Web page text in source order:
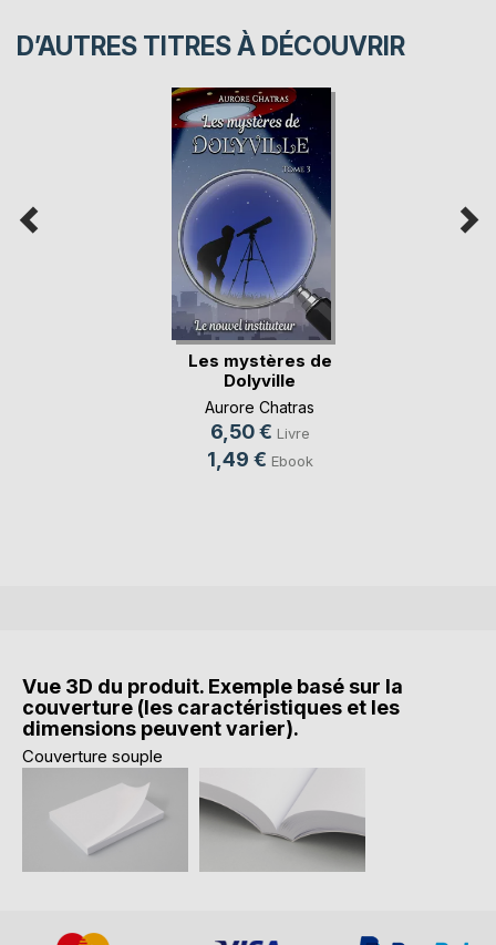
D’AUTRES TITRES À DÉCOUVRIR
Les mystères de
Dolyville
Aurore Chatras
6,50 € Livre
1,49 € Ebook
Vue 3D du produit. Exemple basé sur la
couverture (les caractéristiques et les
dimensions peuvent varier).
Couverture souple